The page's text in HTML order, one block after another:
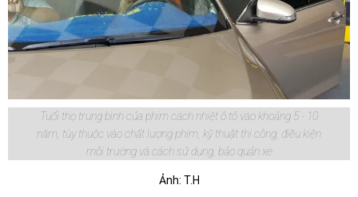
Tuổi thọ trung bình của phim cách nhiệt ô tô vào khoảng 5 - 10
năm, tùy thuộc vào chất lượng phim, kỹ thuật thi công, điều kiện
môi trường và cách sử dụng, bảo quản xe
Ảnh: T.H